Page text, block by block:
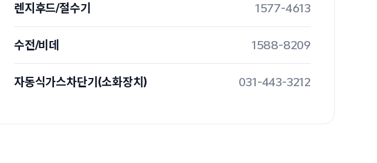
렌지후드/절수기 1577-4613
수전/비데 1588-8209
자동식가스차단기(소화장치) 031-443-3212